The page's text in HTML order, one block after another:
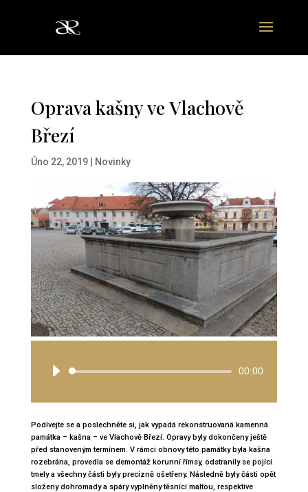
Oprava kašny ve Vlachově
Březí
Úno 22, 2019| Novinky
Audio
00:00
Podívejte se a poslechněte si, jak vypadá rekonstruovaná kamenná
památka – kašna – ve Vlachově Březí. Opravy byly dokončeny ještě
před stanoveným termínem. V rámci obnovy této památky byla kašna
rozebrána, provedla se demontáž korunní římsy, odstranily se pojící
tmely a všechny části byly precizně ošetřeny. Následně byly části opět
složeny dohromady a spáry vyplněny těsnící maltou, respektive